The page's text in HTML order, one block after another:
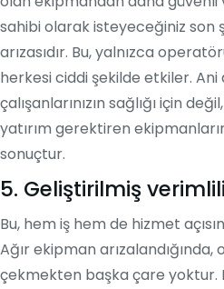
sahibi olarak isteyeceğiniz son
arızasıdır. Bu, yalnızca
herkesi ciddi şekilde etkiler. Ani
çalışanlarınızın sağlığı için
yatırım gerektiren
sonuçtur.
5. Geliştirilmiş
Bu, hem iş hem de hizmet
Ağır ekipman
çekmekten başka çare yoktur.